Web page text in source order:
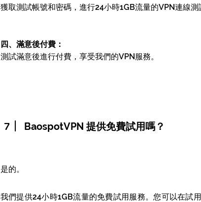
獲取測試帳號和密碼，進行24小時1GB流量的VPN連線測
四、滿意後付費：
測試滿意後進行付費，享受我們的VPN服務。
7 BaospotVPN 提供免費試用嗎？
是的。
我們提供24小時1GB流量的免費試用服務。您可以在試